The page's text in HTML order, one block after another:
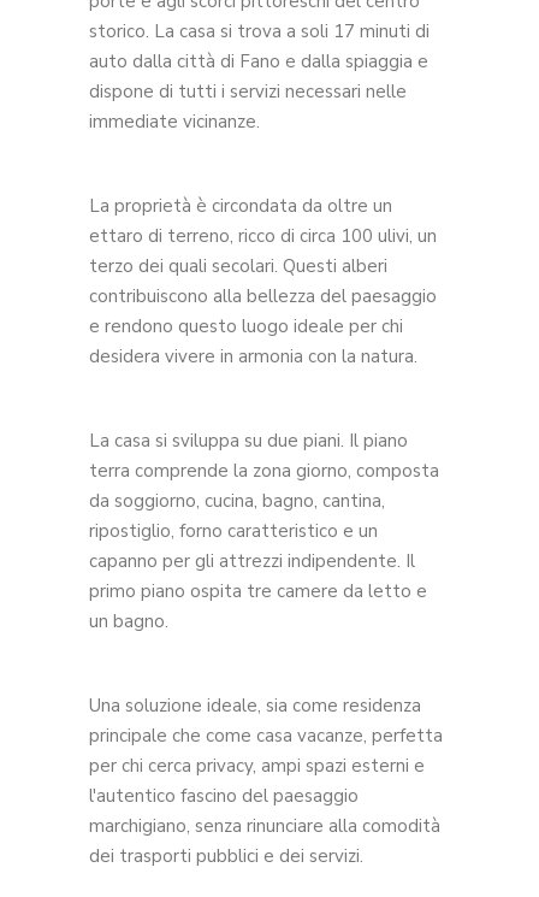
storico. La casa si trova a soli 17 minuti di
auto dalla città di Fano e dalla spiaggia e
dispone di tutti i servizi necessari nelle
immediate vicinanze.
La proprietà è circondata da oltre un
ettaro di terreno, ricco di circa 100 ulivi, un
terzo dei quali secolari. Questi alberi
contribuiscono alla bellezza del paesaggio
e rendono questo luogo ideale per chi
desidera vivere in armonia con la natura.
La casa si sviluppa su due piani. Il piano
terra comprende la zona giorno, composta
da soggiorno, cucina, bagno, cantina,
ripostiglio, forno caratteristico e un
capanno per gli attrezzi indipendente. Il
primo piano ospita tre camere da letto e
un bagno.
Una soluzione ideale, sia come residenza
principale che come casa vacanze, perfetta
per chi cerca privacy, ampi spazi esterni e
l'autentico fascino del paesaggio
marchigiano, senza rinunciare alla comodità
dei trasporti pubblici e dei servizi.